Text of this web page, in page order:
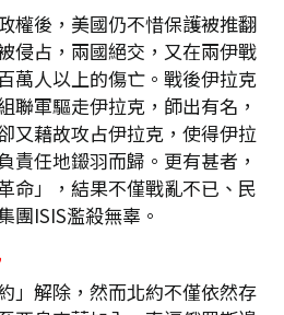
權後，美國仍不惜保護被推翻
侵占，兩國絕交，又在兩伊戰
萬人以上的傷亡。戰後伊拉克
聯軍驅走伊拉克，師出有名，
又藉故攻占伊拉克，使得伊拉
責任地鎩羽而歸。更有甚者，
命」，結果不僅戰亂不已、民
團ISIS濫殺無辜。
」解除，然而北約不僅依然存